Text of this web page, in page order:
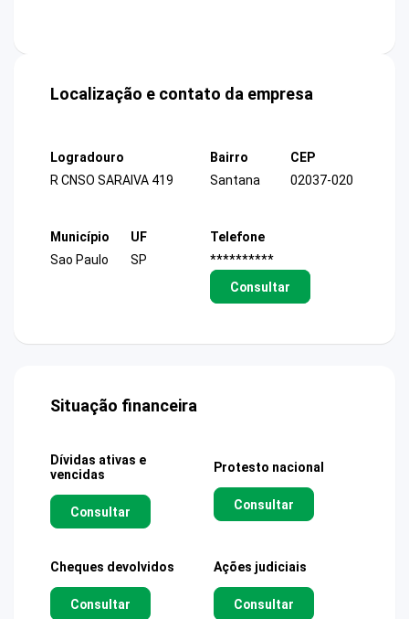
Localização e contato da empresa
Logradouro
R CNSO SARAIVA 419
Bairro
Santana
CEP
02037-020
Município
Sao Paulo
UF
SP
Telefone
**********
Consultar
Situação financeira
Dívidas ativas e
vencidas
Consultar
Protesto nacional
Consultar
Cheques devolvidos
Consultar
Ações judiciais
Consultar